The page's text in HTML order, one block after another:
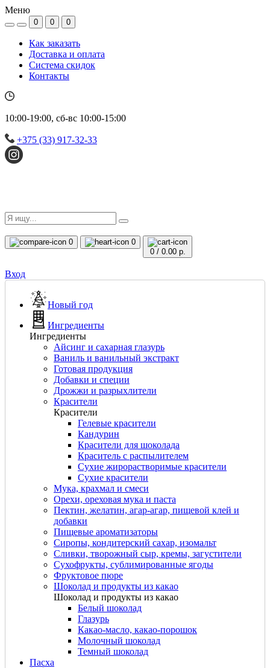
Меню
0 0 0
Как заказать
Доставка и оплата
Система скидок
Контакты
10:00-19:00, сб-вс 10:00-15:00
+375 (33) 917-32-33
0
0
0/ 0.00 р.
Вход
Новый год
Ингредиенты
Ингредиенты
Айсинг и сахарная глазурь
Ваниль и ванильный экстракт
Готовая продукция
Добавки и специи
Дрожжи и разрыхлители
Красители
Красители
Гелевые красители
Кандурин
Красители для шоколада
Краситель с распылителем
Сухие жирорастворимые красители
Сухие красители
Мука, крахмал и смеси
Орехи, ореховая мука и паста
Пектин, желатин, агар-агар, пищевой клей и
добавки
Пищевые ароматизаторы
Сиропы, кондитерский сахар, изомальт
Сливки, творожный сыр, кремы, загустители
Сухофрукты, сублимированные ягоды
Фруктовое пюре
Шоколад и продукты из какао
Шоколад и продукты из какао
Белый шоколад
Глазурь
Какао-масло, какао-порошок
Молочный шоколад
Темный шоколад
Пасха